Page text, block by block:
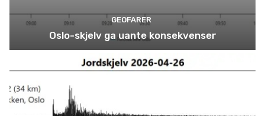
GEOFARER
Oslo-skjelv ga uante konsekvenser